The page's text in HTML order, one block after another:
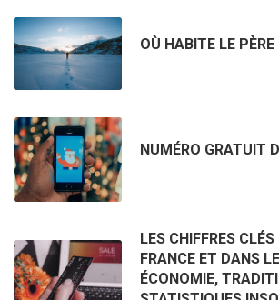
OÙ HABITE LE PÈRE
NUMÉRO GRATUIT
LES CHIFFRES
FRANCE ET DANS
ÉCONOMIE,